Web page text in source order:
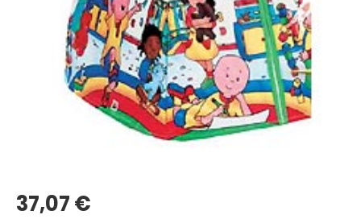
37,07€